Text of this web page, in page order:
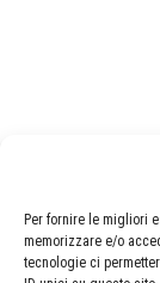
Per fornire le migliori
memorizzare e/o
tecnologie ci